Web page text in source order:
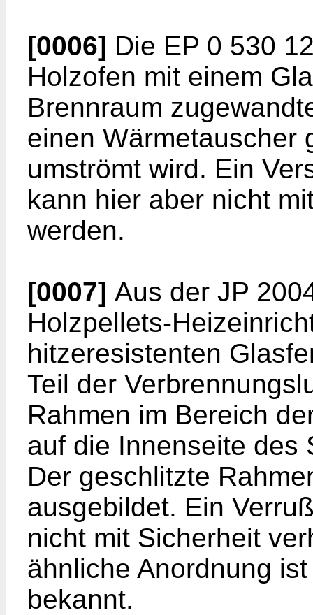
[0006] Die EP 0 530
Holzofen mit einem
Brennraum
einen Wärmetauscher
umströmt wird. Ein
kann hier aber nicht
werden.
[0007] Aus der JP
Holzpellets-
hitzeresistenten
Teil der
Rahmen im Bereich
auf die Innenseite des
Der geschlitzte
ausgebildet. Ein
nicht mit Sicherheit
ähnliche Anordnung
bekannt.